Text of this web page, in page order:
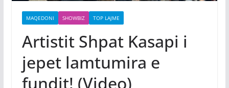
MAQEDONI SHOWBIZ TOP LAJME
Artistit Shpat Kasapi i
jepet lamtumira e
fundit! (Video)